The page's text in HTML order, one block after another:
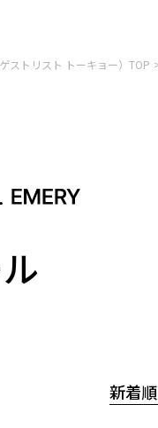
ストリスト トーキョー）TOP
新着順